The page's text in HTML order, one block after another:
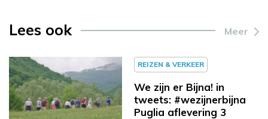
Lees ook Meer
REIZEN & VERKEER
We zijn er Bijna! in
tweets: #wezijnerbijna
Puglia aflevering 3